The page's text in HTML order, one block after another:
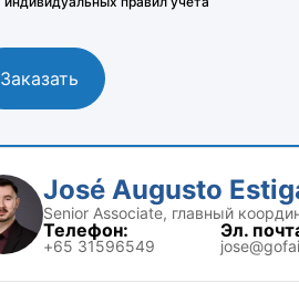
Заказать
José Augusto
Senior Associate, главный
Телефон:
+65 31596549
Эл.